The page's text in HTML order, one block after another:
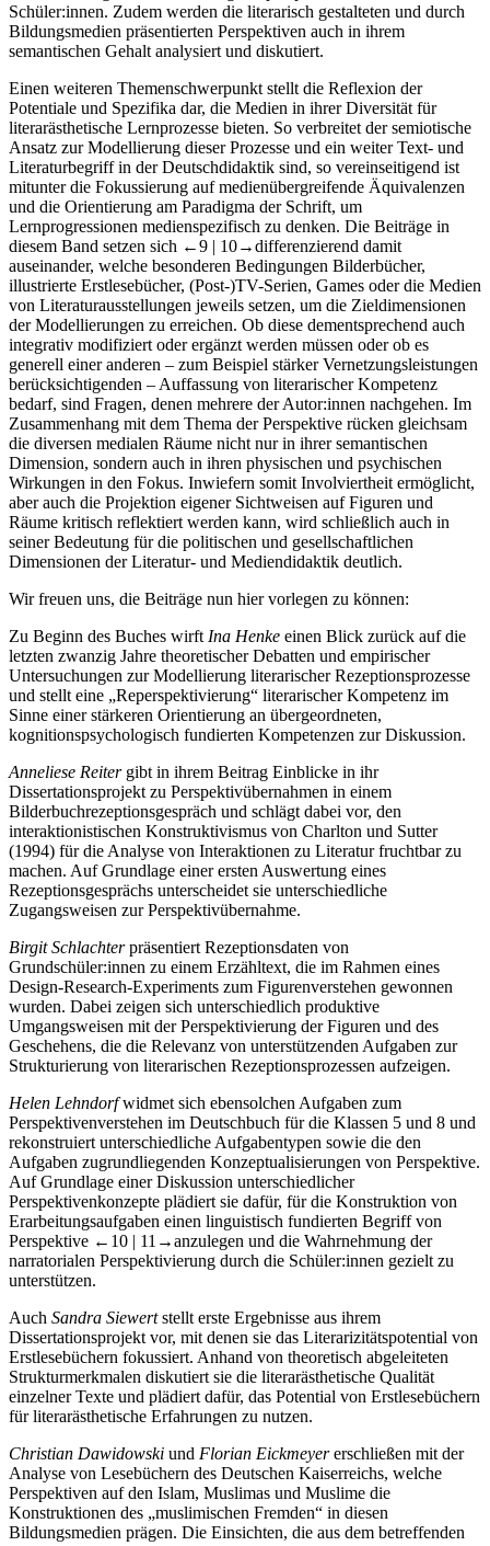
Schüler:innen. Zudem werden die literarisch gestalteten und durch
Bildungsmedien präsentierten Perspektiven auch in ihrem
semantischen Gehalt analysiert und diskutiert.
Einen weiteren Themenschwerpunkt stellt die Reflexion der
Potentiale und Spezifika dar, die Medien in ihrer Diversität für
literarästhetische Lernprozesse bieten. So verbreitet der semiotische
Ansatz zur Modellierung dieser Prozesse und ein weiter Text- und
Literaturbegriff in der Deutschdidaktik sind, so vereinseitigend ist
mitunter die Fokussierung auf medienübergreifende Äquivalenzen
und die Orientierung am Paradigma der Schrift, um
Lernprogressionen medienspezifisch zu denken. Die Beiträge in
diesem Band setzen sich ←9 | 10→differenzierend damit
auseinander, welche besonderen Bedingungen Bilderbücher,
illustrierte Erstlesebücher, (Post-)TV-Serien, Games oder die Medien
von Literaturausstellungen jeweils setzen, um die Zieldimensionen
der Modellierungen zu erreichen. Ob diese dementsprechend auch
integrativ modifiziert oder ergänzt werden müssen oder ob es
generell einer anderen – zum Beispiel stärker Vernetzungsleistungen
berücksichtigenden – Auffassung von literarischer Kompetenz
bedarf, sind Fragen, denen mehrere der Autor:innen nachgehen. Im
Zusammenhang mit dem Thema der Perspektive rücken gleichsam
die diversen medialen Räume nicht nur in ihrer semantischen
Dimension, sondern auch in ihren physischen und psychischen
Wirkungen in den Fokus. Inwiefern somit Involviertheit ermöglicht,
aber auch die Projektion eigener Sichtweisen auf Figuren und
Räume kritisch reflektiert werden kann, wird schließlich auch in
seiner Bedeutung für die politischen und gesellschaftlichen
Dimensionen der Literatur- und Mediendidaktik deutlich.
Wir freuen uns, die Beiträge nun hier vorlegen zu können:
Zu Beginn des Buches wirftIna Henke einen Blick zurück auf die
letzten zwanzig Jahre theoretischer Debatten und empirischer
Untersuchungen zur Modellierung literarischer Rezeptionsprozesse
und stellt eine „Reperspektivierung“ literarischer Kompetenz im
Sinne einer stärkeren Orientierung an übergeordneten,
kognitionspsychologisch fundierten Kompetenzen zur Diskussion.
Anneliese Reitergibt in ihrem Beitrag Einblicke in ihr
Dissertationsprojekt zu Perspektivübernahmen in einem
Bilderbuchrezeptionsgespräch und schlägt dabei vor, den
interaktionistischen Konstruktivismus von Charlton und Sutter
(1994) für die Analyse von Interaktionen zu Literatur fruchtbar zu
machen. Auf Grundlage einer ersten Auswertung eines
Rezeptionsgesprächs unterscheidet sie unterschiedliche
Zugangsweisen zur Perspektivübernahme.
Birgit Schlachterpräsentiert Rezeptionsdaten von
Grundschüler:innen zu einem Erzähltext, die im Rahmen eines
Design-Research-Experiments zum Figurenverstehen gewonnen
wurden. Dabei zeigen sich unterschiedlich produktive
Umgangsweisen mit der Perspektivierung der Figuren und des
Geschehens, die die Relevanz von unterstützenden Aufgaben zur
Strukturierung von literarischen Rezeptionsprozessen aufzeigen.
Helen Lehndorfwidmet sich ebensolchen Aufgaben zum
Perspektivenverstehen im Deutschbuch für die Klassen 5 und 8 und
rekonstruiert unterschiedliche Aufgabentypen sowie die den
Aufgaben zugrundliegenden Konzeptualisierungen von Perspektive.
Auf Grundlage einer Diskussion unterschiedlicher
Perspektivenkonzepte plädiert sie dafür, für die Konstruktion von
Erarbeitungsaufgaben einen linguistisch fundierten Begriff von
Perspektive ←10 | 11→anzulegen und die Wahrnehmung der
narratorialen Perspektivierung durch die Schüler:innen gezielt zu
unterstützen.
Auch Sandra Siewertstellt erste Ergebnisse aus ihrem
Dissertationsprojekt vor, mit denen sie das Literarizitätspotential von
Erstlesebüchern fokussiert. Anhand von theoretisch abgeleiteten
Strukturmerkmalen diskutiert sie die literarästhetische Qualität
einzelner Texte und plädiert dafür, das Potential von Erstlesebüchern
für literarästhetische Erfahrungen zu nutzen.
Christian Dawidowski und Florian Eickmeyererschließen mit der
Analyse von Lesebüchern des Deutschen Kaiserreichs, welche
Perspektiven auf den Islam, Muslimas und Muslime die
Konstruktionen des „muslimischen Fremden“ in diesen
Bildungsmedien prägen. Die Einsichten, die aus dem betreffenden